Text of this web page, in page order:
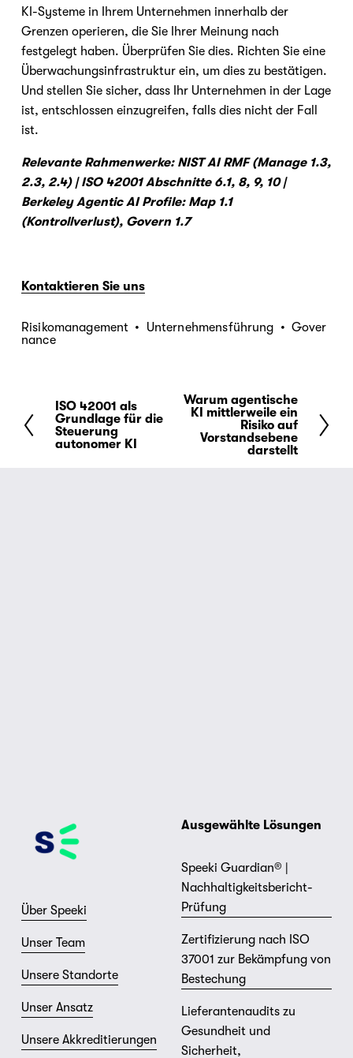
KI-Systeme in Ihrem Unternehmen innerhalb der
Grenzen operieren, die Sie Ihrer Meinung nach
festgelegt haben. Überprüfen Sie dies. Richten Sie eine
Überwachungsinfrastruktur ein, um dies zu bestätigen.
Und stellen Sie sicher, dass Ihr Unternehmen in der Lage
ist, entschlossen einzugreifen, falls dies nicht der Fall
ist.
Relevante Rahmenwerke: NIST AI RMF (Manage 1.3,
2.3, 2.4) | ISO 42001 Abschnitte 6.1, 8, 9, 10 |
Berkeley Agentic AI Profile: Map 1.1
(Kontrollverlust), Govern 1.7
Kontaktieren Sie uns
Risikomanagement Unternehmensführung
Gover
nance
Z
u
r
ISO 42001 als
Grundlage für die
Steuerung
autonomer KI
W
Warum agentische
KI mittlerweile ein
Risiko auf
Vorstandsebene
darstellt
Ausgewählte Lösungen
Speeki Guardian® |
Nachhaltigkeitsbericht-
Prüfung
Zertifizierung nach ISO
37001 zur Bekämpfung von
Bestechung
Lieferantenaudits zu
Gesundheit und
Sicherheit,
Über Speeki
Unser Team
Unsere Standorte
Unser Ansatz
Unsere Akkreditierungen